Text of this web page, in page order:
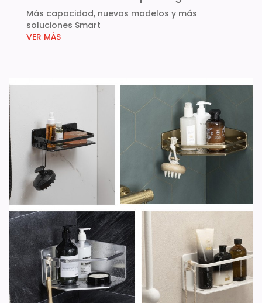
Más capacidad, nuevos modelos y más
soluciones Smart
VER MÁS